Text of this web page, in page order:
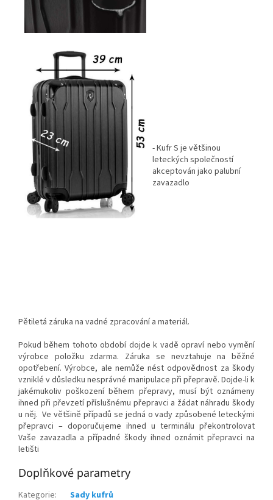
- Kufr S je většinou
leteckých společností
akceptován jako palubní
zavazadlo
Pětiletá záruka na vadné zpracování a materiál.
Pokud během tohoto období dojde k vadě opraví nebo vymění
výrobce položku zdarma. Záruka se nevztahuje na běžné
opotřebení. Výrobce, ale nemůže nést odpovědnost za škody
vzniklé v důsledku nesprávné manipulace při přepravě. Dojde-li k
jakémukoliv poškození během přepravy, musí být oznámeny
ihned při převzetí příslušnému přepravci a žádat náhradu škody
u něj. Ve většině případů se jedná o vady způsobené leteckými
přepravci – doporučujeme ihned u terminálu překontrolovat
Vaše zavazadla a případné škody ihned oznámit přepravci na
letišti
Doplňkové parametry
Kategorie: Sady kufrů